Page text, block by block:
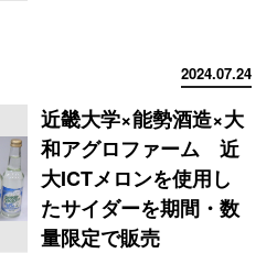
2024.07.24
近畿大学×能勢酒造×大
和アグロファーム 近
大ICTメロンを使用し
たサイダーを期間・数
量限定で販売